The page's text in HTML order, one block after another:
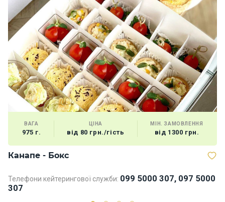
ВАГА
975 г.
ЦІНА
від 80 грн./гість
МІН. ЗАМОВЛЕННЯ
від 1300 грн.
Канапе - Бокс
Телефони кейтерингової служби: 099 5000 307, 097 5000
307